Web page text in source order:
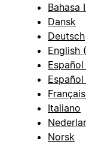
Bahasa
Dansk
Deutsch
English
Italiano
Norsk